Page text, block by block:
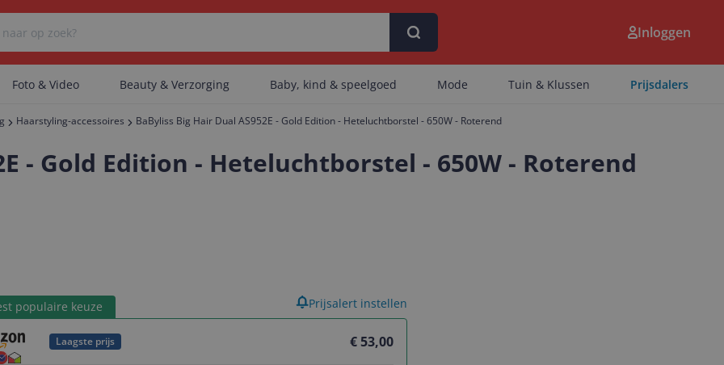
Er zijn geen categorieën gevonden.
Inloggen
Foto & Video Beauty & Verzorging Baby, kind & speelgoed Mode Tuin & Klussen Prijsdalers
Haarstyling-accessoires BaByliss Big Hair Dual AS952E - Gold Edition - Heteluchtborstel - 650W - Roterend
- Gold Edition - Heteluchtborstel - 650W - Roterend
populaire keuze
Laagste prijs € 53,00
Prijsalert instellen